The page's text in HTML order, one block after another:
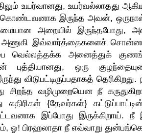
உயர்வானது, உயர்வல்லாதது
இருந்த அவன், ஒருநாள்
அறையில் இருந்தபோது,
இவ்வார்த்தைகளைச்
வெல்லத்தக்க அனைத்துக்
புத்தியானது, ஒரு
இருந்து விடுபட்டிருப்பதாகத்
வழிமுறையென நீ
எதிரிகள் {தேவர்கள்}
இப்போது இருக்கிறாய்.
ஓ! பிரஹலாதா நீ எவ்வாறு